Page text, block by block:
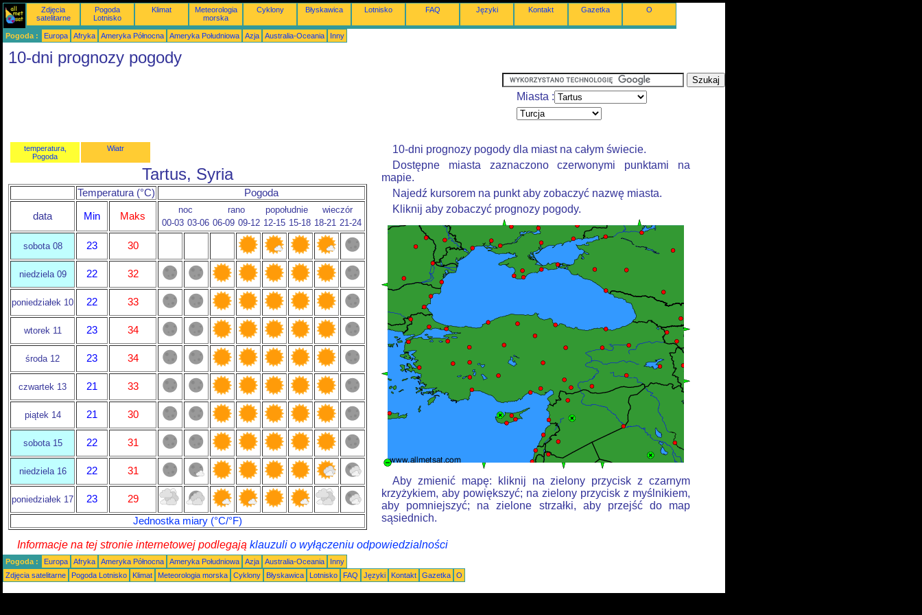
Zdjęcia
satelitarne
Pogoda
Lotnisko
Klimat
Meteorologia
morska
Cyklony Błyskawica Lotnisko FAQ Języki Kontakt Gazetka O
Pogoda : Europa Afryka Ameryka Północna Ameryka Południowa Azja Australia-Oceania Inny
10-dni prognozy pogody
Miasta :
temperatura,
Pogoda
Wiatr
Tartus, Syria
Temperatura (°C) Pogoda
data Min Maks
noc rano popołudnie
wieczór
00-03 03-06 06-09 09-12 12-15 15-18 18-21 21-24
sobota 08 23 30
niedziela 09 22 32
poniedziałek 10 22 33
wtorek 11 23 34
środa 12 23 34
czwartek 13 21 33
piątek 14 21 30
sobota 15 22 31
niedziela 16 22 31
poniedziałek 17 23
29
Jednostka miary (°C/°F)
10-dni prognozy pogody dla miast na całym świecie.
Dostępne miasta zaznaczono czerwonymi punktami na
mapie.
Najedź kursorem na punkt aby zobaczyć nazwę miasta.
Kliknij aby zobaczyć prognozy pogody.
Aby zmienić mapę: kliknij na zielony przycisk z czarnym
krzyżykiem, aby powiększyć; na zielony przycisk z myślnikiem,
aby pomniejszyć; na zielone strzałki, aby przejść do map
sąsiednich.
Informacje na tej stronie internetowej podlegają klauzuli o wyłączeniu odpowiedzialności
Pogoda : Europa Afryka Ameryka Północna Ameryka Południowa Azja Australia-Oceania
Inny
Zdjęcia satelitarne
Pogoda Lotnisko Klimat Meteorologia morska Cyklony Błyskawica Lotnisko FAQ Języki Kontakt Gazetka O